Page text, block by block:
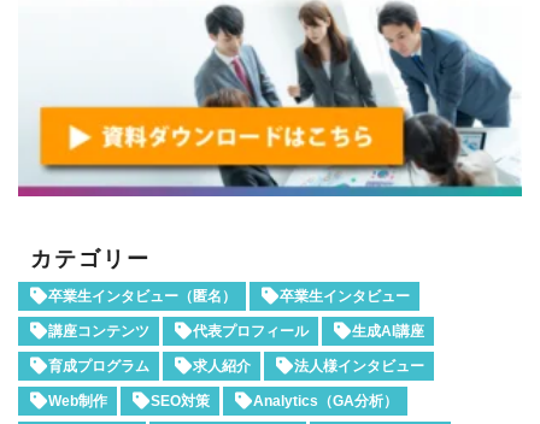
カテゴリー
卒業生インタビュー（匿名） 卒業生インタビュー
講座コンテンツ 代表プロフィール 生成AI講座
育成プログラム 求人紹介 法人様インタビュー
Web制作 SEO対策 Analytics（GA分析）